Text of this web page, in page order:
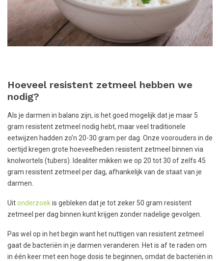
Hoeveel resistent zetmeel hebben we
nodig?
Als je darmen in balans zijn, is het goed mogelijk dat je maar 5
gram resistent zetmeel nodig hebt, maar veel traditionele
eetwijzen hadden zo’n 20-30 gram per dag. Onze voorouders in de
oertijd kregen grote hoeveelheden resistent zetmeel binnen via
knolwortels (tubers). Idealiter mikken we op 20 tot 30 of zelfs 45
gram resistent zetmeel per dag, afhankelijk van de staat van je
darmen.
Uitonderzoekis gebleken dat je tot zeker 50 gram resistent
zetmeel per dag binnen kunt krijgen zonder nadelige gevolgen.
Pas wel op in het begin want het nuttigen van resistent zetmeel
gaat de bacteriën in je darmen veranderen. Het is af te raden om
in één keer met een hoge dosis te beginnen, omdat de bacteriën in